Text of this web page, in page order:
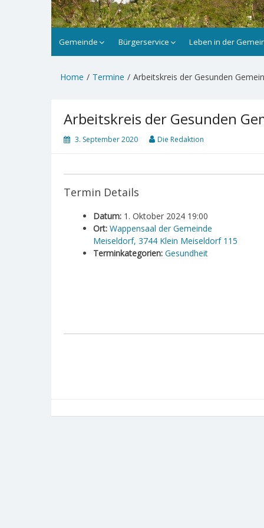
Gemeinde Bürgerservice Leben in der
Home Termine Arbeitskreis der Gesunden
Arbeitskreis der Gesunden
3. September 2020 Die Redaktion
Termin Details
Datum: 1. Oktober 2024 19:00
Ort: Wappensaal der Gemeinde
Meiseldorf, 3744 Klein Meiseldorf 115
Terminkategorien: Gesundheit